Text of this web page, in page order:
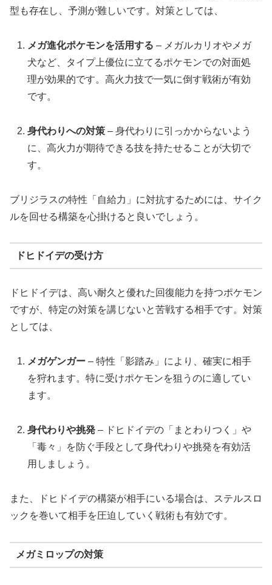
型も存在し、予測が難しいです。対策としては、
メガ進化ポケモンを活用する – メガルカリオやメガ
犬など、タイプ上優位に立てるポケモンでの対面処
理が効果的です。高火力技で一気に倒す戦術が有効
です。
身代わりへの対策 – 身代わりに引っかからないよう
に、高火力が期待できる技を持たせることが大切で
す。
ブリジラスの特性「自給力」に対抗するためには、サイク
ルを回せる構築を心掛けると良いでしょう。
ドヒドイデの受け方
ドヒドイデは、高い耐久と優れた回復能力を持つポケモン
ですが、特定の対策を講じないと苦戦する相手です。対策
としては、
メガゲンガー – 特性「影踏み」により、確実に相手
を狩れます。特に受けポケモンを狙うのに適してい
ます。
身代わりや挑発 – ドヒドイデの「まとわりつく」や
「毒々」を防ぐ手段として身代わりや挑発を有効活
用しましょう。
また、ドヒドイデの構築が相手にいる場合は、ステルスロ
ックを巻いて相手を圧迫していく戦術も有効です。
メガミロップの対策